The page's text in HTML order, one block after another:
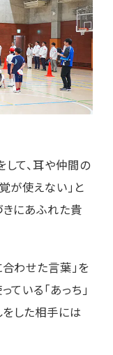
て、耳や仲間の
が使えない」と
きにあふれた貴
わせた言葉」を
ている「あっち」
をした相手には